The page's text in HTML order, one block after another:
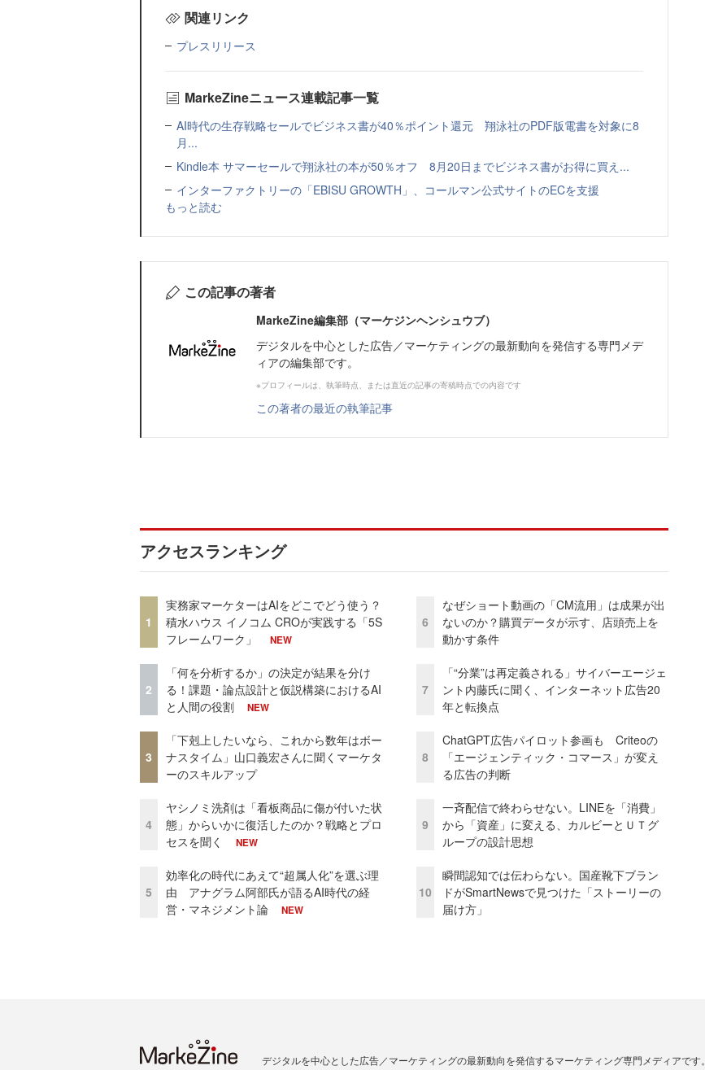
関連リンク
プレスリリース
MarkeZineニュース連載記事一覧
AI時代の生存戦略セールでビジネス書が40％ポイント還元 翔泳社のPDF版電書を対象に8
月...
Kindle本 サマーセールで翔泳社の本が50％オフ 8月20日までビジネス書がお得に買え...
インターファクトリーの「EBISU GROWTH」、コールマン公式サイトのECを支援
もっと読む
この記事の著者
MarkeZine編集部（マーケジンヘンシュウブ）
デジタルを中心とした広告／マーケティングの最新動向を発信する専門メデ
ィアの編集部です。
※プロフィールは、執筆時点、または直近の記事の寄稿時点での内容です
この著者の最近の執筆記事
アクセスランキング
1
実務家マーケターはAIをどこでどう使う？
積水ハウス イノコム CROが実践する「5S
フレームワーク」
NEW
2
「何を分析するか」の決定が結果を分け
る！課題・論点設計と仮説構築におけるAI
と人間の役割
NEW
3
「下剋上したいなら、これから数年はボー
ナスタイム」山口義宏さんに聞くマーケタ
ーのスキルアップ
4
ヤシノミ洗剤は「看板商品に傷が付いた状
態」からいかに復活したのか？戦略とプロ
セスを聞く
NEW
5
効率化の時代にあえて“超属人化”を選ぶ理
由 アナグラム阿部氏が語るAI時代の経
営・マネジメント論
NEW
6
なぜショート動画の「CM流用」は成果が出
ないのか？購買データが示す、店頭売上を
動かす条件
7
「“分業”は再定義される」サイバーエージェ
ント内藤氏に聞く、インターネット広告20
年と転換点
8
ChatGPT広告パイロット参画も Criteoの
「エージェンティック・コマース」が変え
る広告の判断
9
一斉配信で終わらせない。LINEを「消費」
から「資産」に変える、カルビーとＵＴグ
ループの設計思想
10
瞬間認知では伝わらない。国産靴下ブラン
ドがSmartNewsで見つけた「ストーリーの
届け方」
デジタルを中心とした広告／マーケティングの最新動向を発信するマーケティング専門メディアです。